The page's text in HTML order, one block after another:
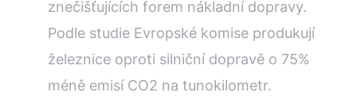
znečišťujících forem nákladní dopravy.
Podle studie Evropské komise produkují
železnice oproti silniční dopravě o 75%
méně emisí CO2 na tunokilometr.